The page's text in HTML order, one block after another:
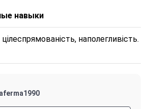
навыки
цілеспрямованість, наполегливість.